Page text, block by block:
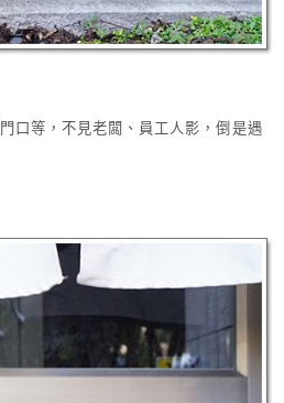
口等，不見老闆、員工人影，倒是遇